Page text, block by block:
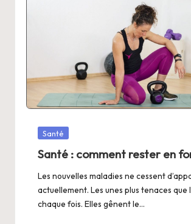
Posted
Santé
Santé : comment rester en
Les nouvelles maladies ne cessent
actuellement. Les unes plus tenaces que
chaque fois. Elles gênent le…